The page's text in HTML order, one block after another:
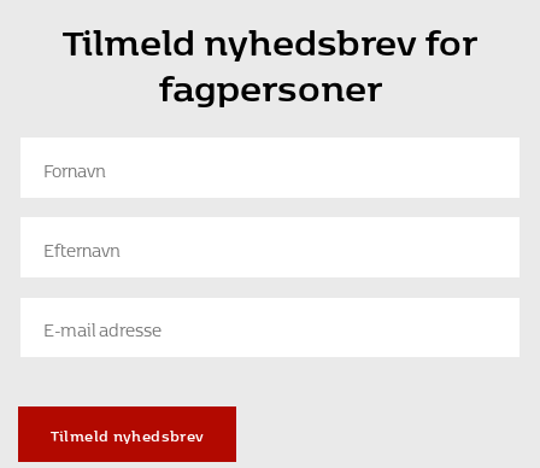
Tilmeld nyhedsbrev for
fagpersoner
Tilmeld nyhedsbrev